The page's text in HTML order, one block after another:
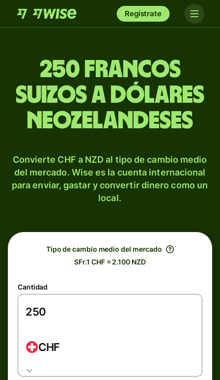
Regístrate
250 francos
suizos a dólares
neozelandeses
Convierte CHF a NZD al tipo de cambio medio
del mercado. Wise es la cuenta internacional
para enviar, gastar y convertir dinero como un
local.
Tipo de cambio medio del mercado
SFr.1 CHF = 2.100 NZD
Cantidad
CHF